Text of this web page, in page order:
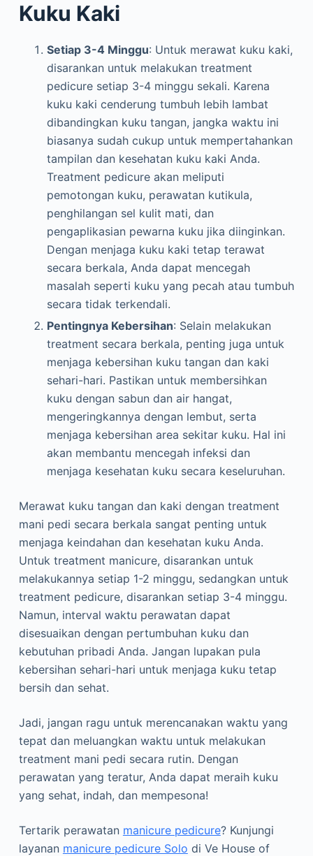
Kuku Kaki
Setiap 3-4 Minggu: Untuk merawat kuku kaki,
disarankan untuk melakukan treatment
pedicure setiap 3-4 minggu sekali. Karena
kuku kaki cenderung tumbuh lebih lambat
dibandingkan kuku tangan, jangka waktu ini
biasanya sudah cukup untuk mempertahankan
tampilan dan kesehatan kuku kaki Anda.
Treatment pedicure akan meliputi
pemotongan kuku, perawatan kutikula,
penghilangan sel kulit mati, dan
pengaplikasian pewarna kuku jika diinginkan.
Dengan menjaga kuku kaki tetap terawat
secara berkala, Anda dapat mencegah
masalah seperti kuku yang pecah atau tumbuh
secara tidak terkendali.
Pentingnya Kebersihan: Selain melakukan
treatment secara berkala, penting juga untuk
menjaga kebersihan kuku tangan dan kaki
sehari-hari. Pastikan untuk membersihkan
kuku dengan sabun dan air hangat,
mengeringkannya dengan lembut, serta
menjaga kebersihan area sekitar kuku. Hal ini
akan membantu mencegah infeksi dan
menjaga kesehatan kuku secara keseluruhan.
Merawat kuku tangan dan kaki dengan treatment
mani pedi secara berkala sangat penting untuk
menjaga keindahan dan kesehatan kuku Anda.
Untuk treatment manicure, disarankan untuk
melakukannya setiap 1-2 minggu, sedangkan untuk
treatment pedicure, disarankan setiap 3-4 minggu.
Namun, interval waktu perawatan dapat
disesuaikan dengan pertumbuhan kuku dan
kebutuhan pribadi Anda. Jangan lupakan pula
kebersihan sehari-hari untuk menjaga kuku tetap
bersih dan sehat.
Jadi, jangan ragu untuk merencanakan waktu yang
tepat dan meluangkan waktu untuk melakukan
treatment mani pedi secara rutin. Dengan
perawatan yang teratur, Anda dapat meraih kuku
yang sehat, indah, dan mempesona!
Tertarik perawatan manicure pedicure? Kunjungi
layanan manicure pedicure Solo di Ve House of